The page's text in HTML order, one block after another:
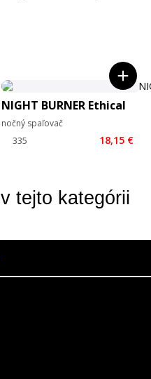
NIGHT BURNER Ethical
nočný spaľovač
18,15 €
tejto kategórii